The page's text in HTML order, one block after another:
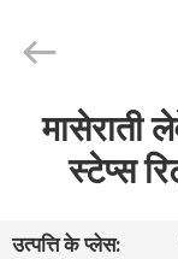
Technology
Reserved.मासेराती
स्टेप्स
उत्पत्ति के प्लेस: